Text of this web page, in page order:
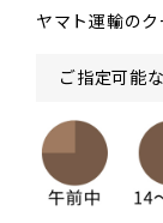
ヤマト運輸のク
ご指定可能